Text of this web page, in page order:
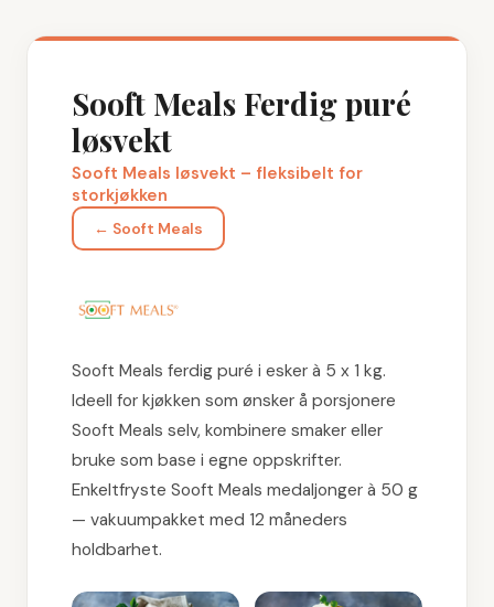
Sooft Meals Ferdig puré
løsvekt
Sooft Meals løsvekt – fleksibelt for
storkjøkken
← Sooft Meals
Sooft Meals ferdig puré i esker à 5 x 1 kg.
Ideell for kjøkken som ønsker å porsjonere
Sooft Meals selv, kombinere smaker eller
bruke som base i egne oppskrifter.
Enkeltfryste Sooft Meals medaljonger à 50 g
— vakuumpakket med 12 måneders
holdbarhet.